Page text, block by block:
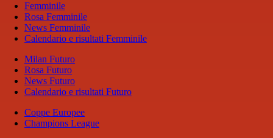
Femminile
Rosa Femminile
News Femminile
Calendario e risultati Femminile
Milan Futuro
Rosa Futuro
News Futuro
Calendario e risultati Futuro
Coppe Europee
Champions League